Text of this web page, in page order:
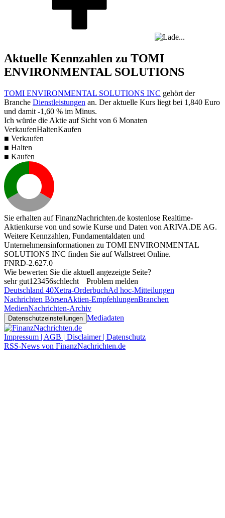
Aktuelle Kennzahlen zu TOMI
ENVIRONMENTAL SOLUTIONS
TOMI ENVIRONMENTAL SOLUTIONS INC gehört der
Branche Dienstleistungen an. Der aktuelle Kurs liegt bei 1,840 Euro
und damit -1,60 % im Minus.
Ich würde die Aktie auf Sicht von 6 Monaten
VerkaufenHaltenKaufen
■ Verkaufen
■ Halten
■ Kaufen
Sie erhalten auf FinanzNachrichten.de kostenlose Realtime-
Aktienkurse von und sowie Kurse und Daten von ARIVA.DE AG.
Weitere Kennzahlen, Fundamentaldaten und
Unternehmensinformationen zu TOMI ENVIRONMENTAL
SOLUTIONS INC finden Sie aufWallstreet Online.
FNRD-2.627.0
Wie bewerten Sie die aktuell angezeigte Seite?
sehr gut1 23456schlecht
Problem melden
Deutschland 40Xetra-OrderbuchAd hoc-Mitteilungen
Nachrichten BörsenAktien-EmpfehlungenBranchen
MedienNachrichten-Archiv
Datenschutzeinstellungen Mediadaten
Impressum | AGB | Disclaimer | Datenschutz
RSS-News von FinanzNachrichten.de